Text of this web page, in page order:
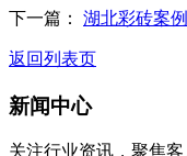
下一篇： 湖北彩砖案例
返回列表页
新闻中心
关注行业资讯，聚焦